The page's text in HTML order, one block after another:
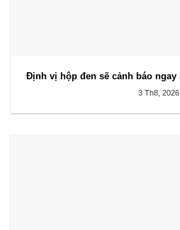
Định vị hộp đen sẽ cảnh báo
3 Th8, 2026